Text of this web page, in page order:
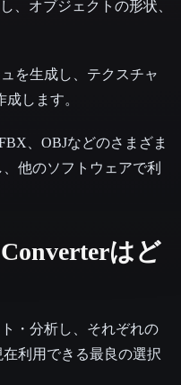
、オブジェクトの形状、
を生成し、テクスチャ
します。
、OBJなどのさまざま
他のソフトウェアで利
はど
ト・分析し、それぞれの
利用できる最良の選択